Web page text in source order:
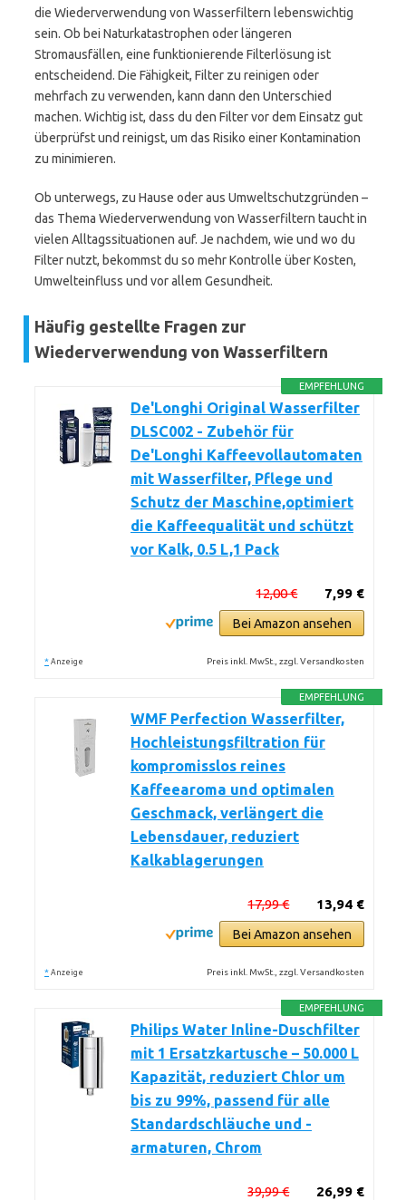
die Wiederverwendung von Wasserfiltern lebenswichtig
sein. Ob bei Naturkatastrophen oder längeren
Stromausfällen, eine funktionierende Filterlösung ist
entscheidend. Die Fähigkeit, Filter zu reinigen oder
mehrfach zu verwenden, kann dann den Unterschied
machen. Wichtig ist, dass du den Filter vor dem Einsatz gut
überprüfst und reinigst, um das Risiko einer Kontamination
zu minimieren.
Ob unterwegs, zu Hause oder aus Umweltschutzgründen –
das Thema Wiederverwendung von Wasserfiltern taucht in
vielen Alltagssituationen auf. Je nachdem, wie und wo du
Filter nutzt, bekommst du so mehr Kontrolle über Kosten,
Umwelteinfluss und vor allem Gesundheit.
Häufig gestellte Fragen zur
Wiederverwendung von Wasserfiltern
EMPFEHLUNG
De'Longhi Original Wasserfilter
DLSC002 - Zubehör für
De'Longhi Kaffeevollautomaten
mit Wasserfilter, Pflege und
Schutz der Maschine,optimiert
die Kaffeequalität und schützt
vor Kalk, 0.5 L,1 Pack
7,99 €
12,00 €
Bei Amazon ansehen
* Anzeige Preis inkl. MwSt., zzgl. Versandkosten
EMPFEHLUNG
WMF Perfection Wasserfilter,
Hochleistungsfiltration für
kompromisslos reines
Kaffeearoma und optimalen
Geschmack, verlängert die
Lebensdauer, reduziert
Kalkablagerungen
13,94 €
17,99 €
Bei Amazon ansehen
* Anzeige Preis inkl. MwSt., zzgl. Versandkosten
EMPFEHLUNG
Philips Water Inline-Duschfilter
mit 1 Ersatzkartusche – 50.000 L
Kapazität, reduziert Chlor um
bis zu 99%, passend für alle
Standardschläuche und -
armaturen, Chrom
26,99 €
39,99 €